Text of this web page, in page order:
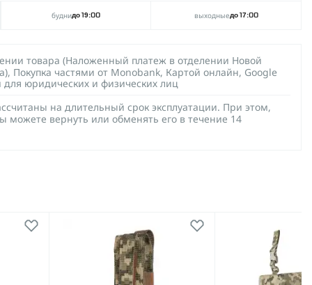
буднидо 19:00 выходныедо 17:00
товара (Наложенный платеж в отделении Новой
Покупка частями от Monobank, Картой онлайн, Google
юридических и физических лиц
на длительный срок эксплуатации. При этом,
можете вернуть или обменять его в течение 14